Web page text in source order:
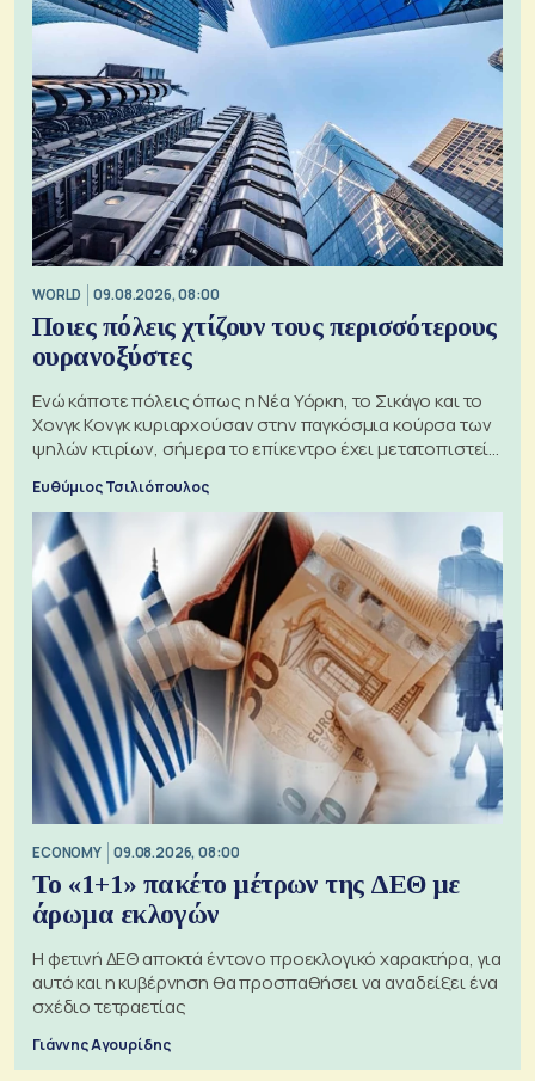
WORLD 09.08.2026, 08:00
Ποιες πόλεις χτίζουν τους περισσότερους
ουρανοξύστες
Ενώ κάποτε πόλεις όπως η Νέα Υόρκη, το Σικάγο και το
Χονγκ Κονγκ κυριαρχούσαν στην παγκόσμια κούρσα των
ψηλών κτιρίων, σήμερα το επίκεντρο έχει μετατοπιστεί
Ευθύμιος Τσιλιόπουλος
ECONOMY 09.08.2026, 08:00
Το «1+1» πακέτο μέτρων της ΔΕΘ με
άρωμα εκλογών
Η φετινή ΔΕΘ αποκτά έντονο προεκλογικό χαρακτήρα, για
αυτό και η κυβέρνηση θα προσπαθήσει να αναδείξει ένα
σχέδιο τετραετίας
Γιάννης Αγουρίδης